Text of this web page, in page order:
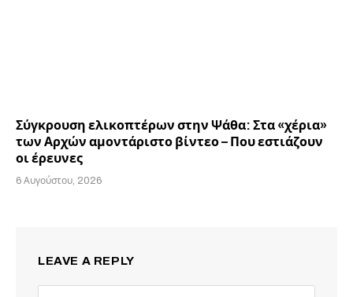
Σύγκρουση ελικοπτέρων στην Ψάθα: Στα «χέρια»
των Αρχών αμοντάριστο βίντεο – Που εστιάζουν
οι έρευνες
6 Αυγούστου, 2026
LEAVE A REPLY